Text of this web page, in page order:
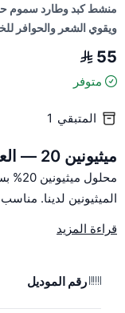
منشط كبد وطارد سموم حمض
ويقوي الشعر والحوافر
55
متوفر
المتبقي 1
ميثيونين 20 — العبوة الاقتصادية للتجربة الأولى
محلول ميثيونين 20% بسعر
الميثيونين لدينا.
حمض أميني أساسي لا
قراءة المزيد
رقم الموديل